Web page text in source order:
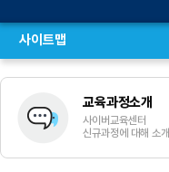
사이트맵
교육과정소개
사이버교육센터
신규과정에 대해 소개